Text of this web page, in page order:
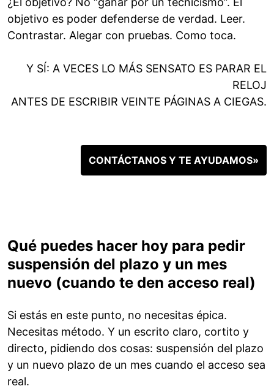
objetivo es poder defenderse de verdad. Leer.
Contrastar. Alegar con pruebas. Como toca.
Y SÍ: A VECES LO MÁS SENSATO ES PARAR EL
RELOJ
ANTES DE ESCRIBIR VEINTE PÁGINAS A CIEGAS.
CONTÁCTANOS Y TE AYUDAMOS»
Qué puedes hacer hoy para pedir
suspensión del plazo y un mes
nuevo (cuando te den acceso real)
Si estás en este punto, no necesitas épica.
Necesitas método. Y un escrito claro, cortito y
directo, pidiendo dos cosas: suspensión del plazo
y un nuevo plazo de un mes cuando el acceso sea
real.